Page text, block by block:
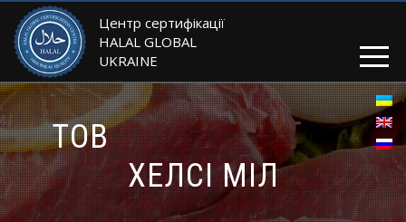
Центр сертифікації
HALAL GLOBAL
UKRAINE
ТОВ
ХЕЛСІ МІЛ